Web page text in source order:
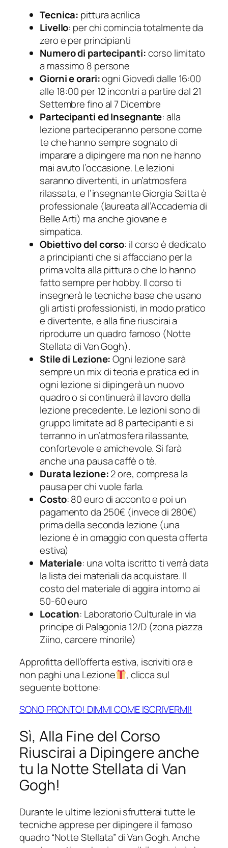
Tecnica: pittura acrilica
Livello: per chi comincia totalmente da
zero e per principianti
Numero di partecipanti:corso limitato
a massimo 8 persone
Giorni e orari:ogni Giovedì dalle 16:00
alle 18:00 per 12 incontri a partire dal 21
Settembre fino al 7 Dicembre
Partecipanti ed Insegnante: alla
lezione parteciperanno persone come
te che hanno sempre sognato di
imparare a dipingere ma non ne hanno
mai avuto l’occasione. Le lezioni
saranno divertenti, in un’atmosfera
rilassata, e l’insegnante Giorgia Saitta è
professionale (laureata all’Accademia di
Belle Arti) ma anche giovane e
simpatica.
Obiettivo del corso: il corso è dedicato
a principianti che si affacciano per la
prima volta alla pittura o che lo hanno
fatto sempre per hobby. Il corso ti
insegnerà le tecniche base che usano
gli artisti professionisti, in modo pratico
e divertente, e alla fine riuscirai a
riprodurre un quadro famoso (Notte
Stellata di Van Gogh).
Stile di Lezione:Ogni lezione sarà
sempre un mix di teoria e pratica ed in
ogni lezione si dipingerà un nuovo
quadro o si continuerà il lavoro della
lezione precedente. Le lezioni sono di
gruppo limitate ad 8 partecipanti e si
terranno in un’atmosfera rilassante,
confortevole e amichevole. Si farà
anche una pausa caffè o tè.
Durata lezione:2 ore, compresa la
pausa per chi vuole farla.
Costo: 80 euro di acconto e poi un
pagamento da 250€ (invece di 280€)
prima della seconda lezione (una
lezione è in omaggio con questa offerta
estiva)
Materiale: una volta iscritto ti verrà data
la lista dei materiali da acquistare. Il
costo del materiale di aggira intorno ai
50-60 euro
Location: Laboratorio Culturale in via
principe di Palagonia 12/D (zona piazza
Ziino, carcere minorile)
Approfitta dell’offerta estiva, iscriviti ora e
non paghi una Lezione
, clicca sul
seguente bottone:
SONO PRONTO! DIMMI COME ISCRIVERMI!
Sì, Alla Fine del Corso
Riuscirai a Dipingere anche
tu la Notte Stellata di Van
Gogh!
Durante le ultime lezioni sfrutterai tutte le
tecniche apprese per dipingere il famoso
quadro “Notte Stellata” di Van Gogh. Anche